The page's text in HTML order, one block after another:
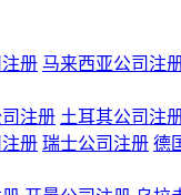
册 马来西亚公司注
注册 土耳其公司注
册 瑞士公司注册 德